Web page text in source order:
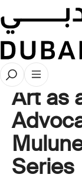
نبذة عن الفنان
Art as
Series